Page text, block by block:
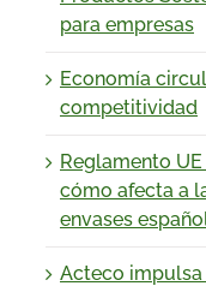
para empresas
Economía
competitividad
Reglamento
cómo afecta a
envases
Acteco impulsa